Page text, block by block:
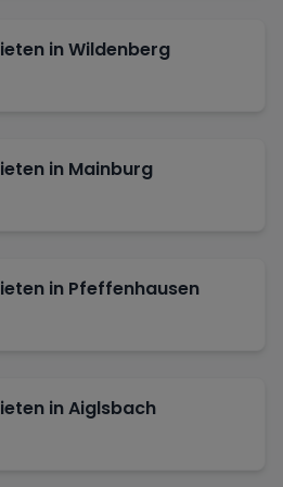
inWildenberg
in Mainburg
in Pfeffenhausen
inAiglsbach